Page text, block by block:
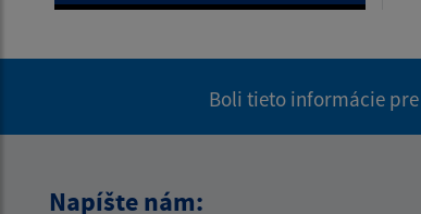
Boli tieto informácie pre
Napíšte nám: